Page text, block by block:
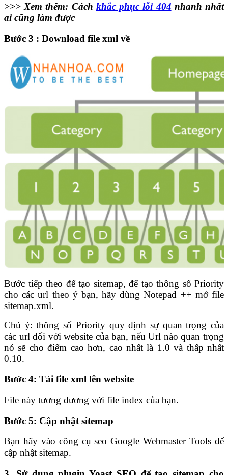
>>> Xem thêm: Cách khắc phục lỗi 404 nhanh nhất
ai cũng làm được
Bước 3 : Download file xml về
Bước tiếp theo để tạo sitemap, để tạo thông số Priority
cho các url theo ý bạn,hãy dùng Notepad ++ mở file
sitemap.xml.
Chú ý: thông số Priority quy định sự quan trọng của
các url đối với website của bạn, nếu Url nào quan trọng
nó sẽ cho điểm cao hơn, cao nhất là 1.0 và thấp nhất
0.10.
Bước 4: Tải file xml lên website
File này tương đương với file index của bạn.
Bước 5: Cập nhật sitemap
Bạn hãy vào công cụ seo Google Webmaster Tools để
cập nhật sitemap.